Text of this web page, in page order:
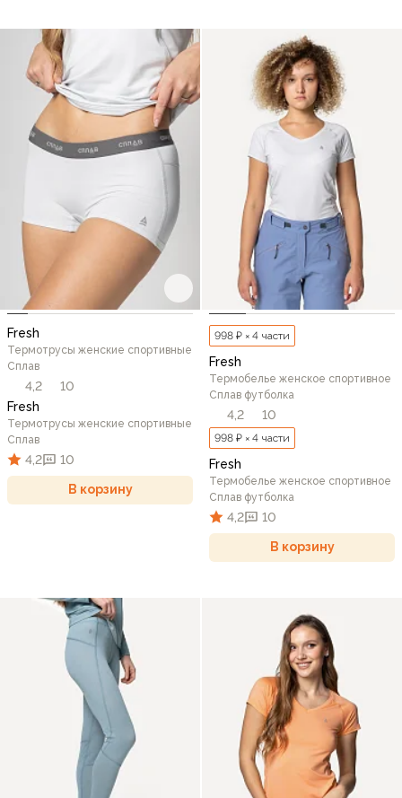
Fresh
Термотрусы женские спортивные
Сплав
4,2
10
Fresh
Термотрусы женские спортивные
Сплав
4,2 10
В корзину
998 ₽ × 4 части
Fresh
Термобелье женское спортивное
Сплав футболка
4,2 10
998 ₽ × 4 части
Fresh
Термобелье женское спортивное
Сплав футболка
4,2 10
В корзину